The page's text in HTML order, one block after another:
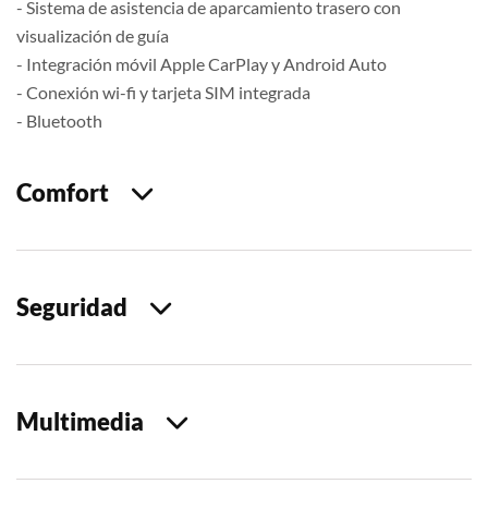
- Sistema de asistencia de aparcamiento trasero con
visualización de guía
- Integración móvil Apple CarPlay y Android Auto
- Conexión wi-fi y tarjeta SIM integrada
- Bluetooth
Comfort
Seguridad
Multimedia